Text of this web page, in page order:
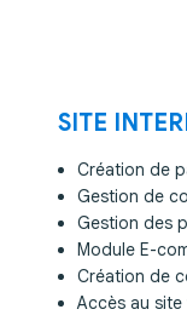
SITE
Création de
Gestion de
Gestion des
Module E-
Création de
Accès au